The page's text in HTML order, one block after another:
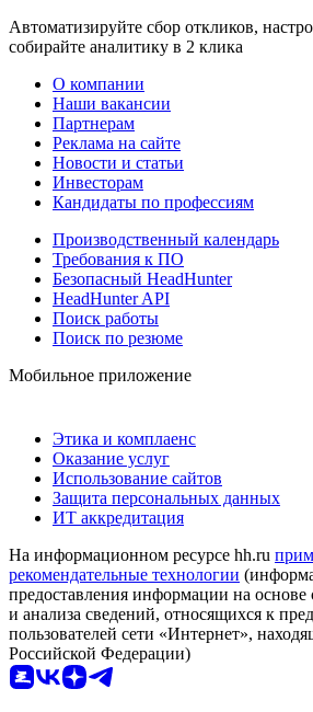
Автоматизируйте сбор откликов,
собирайте аналитику в 2 клика
О компании
Наши вакансии
Партнерам
Реклама на сайте
Новости и статьи
Инвесторам
Кандидаты по профессиям
Производственный календарь
Требования к ПО
Безопасный HeadHunter
HeadHunter API
Поиск работы
Поиск по резюме
Мобильное приложение
Этика и комплаенс
Оказание услуг
Использование сайтов
Защита персональных данных
ИТ аккредитация
На информационном ресурсе hh.ru
рекомендательные технологии
предоставления информации на основе
и анализа сведений, относящихся к
пользователей сети «Интернет»,
Российской Федерации)